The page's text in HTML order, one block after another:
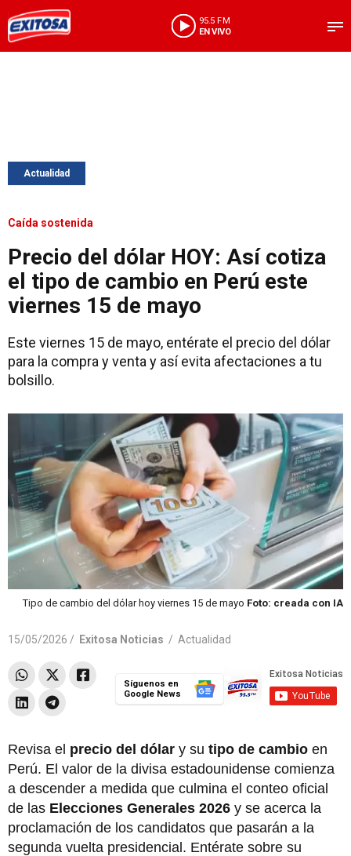
95.5 FM
EN VIVO
Actualidad
Caída sostenida
Precio del dólar HOY: Así cotiza
el tipo de cambio en Perú este
viernes 15 de mayo
Este viernes 15 de mayo, entérate el precio del dólar
para la compra y venta y así evita afectaciones a tu
bolsillo.
Tipo de cambio del dólar hoy viernes 15 de mayo Foto: creada con IA
15/05/2026 / Exitosa Noticias / Actualidad
Síguenos en
Google News
Revisa el precio del dólar y su tipo de cambio en
Perú. El valor de la divisa estadounidense comienza
a descender a medida que culmina el conteo oficial
de las Elecciones Generales 2026 y se acerca la
proclamación de los candidatos que pasarán a la
segunda vuelta presidencial. Entérate sobre su